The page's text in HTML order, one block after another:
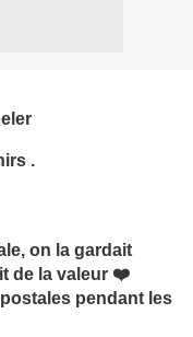
.
on la gardait
de la valeur ❤️
pendant les